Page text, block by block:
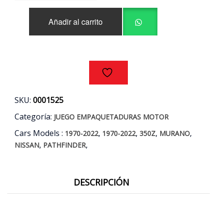
$167.990.$138.990.
NISSAN
cantidad
Añadir al carrito
SKU: 0001525
Categoría: JUEGO EMPAQUETADURAS MOTOR
Cars Models : 1970-2022, 1970-2022, 350Z, MURANO,
NISSAN, PATHFINDER,
DESCRIPCIÓN